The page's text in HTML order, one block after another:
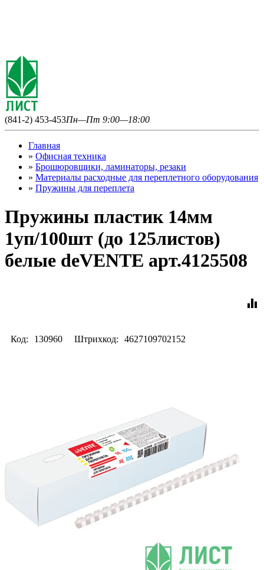
(841-2) 453-453Пн—Пт 9:00—18:00
Главная
» Офисная техника
» Брошюровщики, ламинаторы, резаки
» Материалы расходные для переплетного оборудования
» Пружины для переплета
Пружины пластик 14мм
1уп/100шт (до 125листов)
белые deVENTE арт.4125508
equalizer
Код: 130960 Штрихкод: 4627109702152